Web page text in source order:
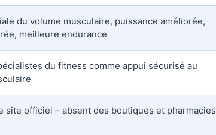
du volume musculaire, puissance améliorée,
meilleure endurance
du fitness comme appui sécurisé au
site officiel – absent des boutiques et pharmacies